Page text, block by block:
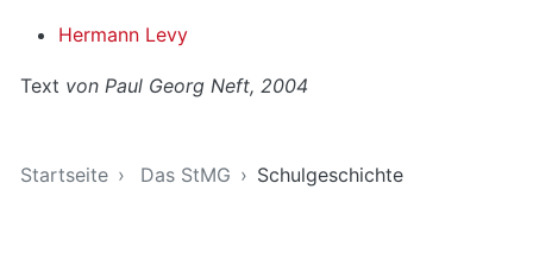
Hermann Levy
Text von Paul Georg Neft, 2004
Startseite
Das StMG Schulgeschichte